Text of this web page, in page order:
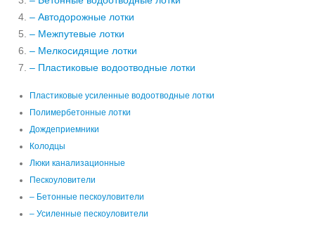
– Автодорожные лотки
– Межпутевые лотки
– Мелкосидящие лотки
– Пластиковые водоотводные лотки
Пластиковые усиленные водоотводные лотки
Полимербетонные лотки
Дождеприемники
Колодцы
Люки канализационные
Пескоуловители
– Бетонные пескоуловители
– Усиленные пескоуловители